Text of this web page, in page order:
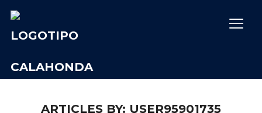
ARTICLES BY: USER95901735